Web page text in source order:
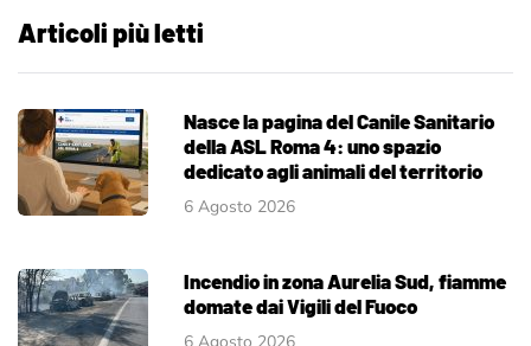
Articoli più letti
Nasce la pagina del Canile Sanitario
della ASL Roma 4: uno spazio
dedicato agli animali del territorio
6 Agosto 2026
Incendio in zona Aurelia Sud, fiamme
domate dai Vigili del Fuoco
6 Agosto 2026